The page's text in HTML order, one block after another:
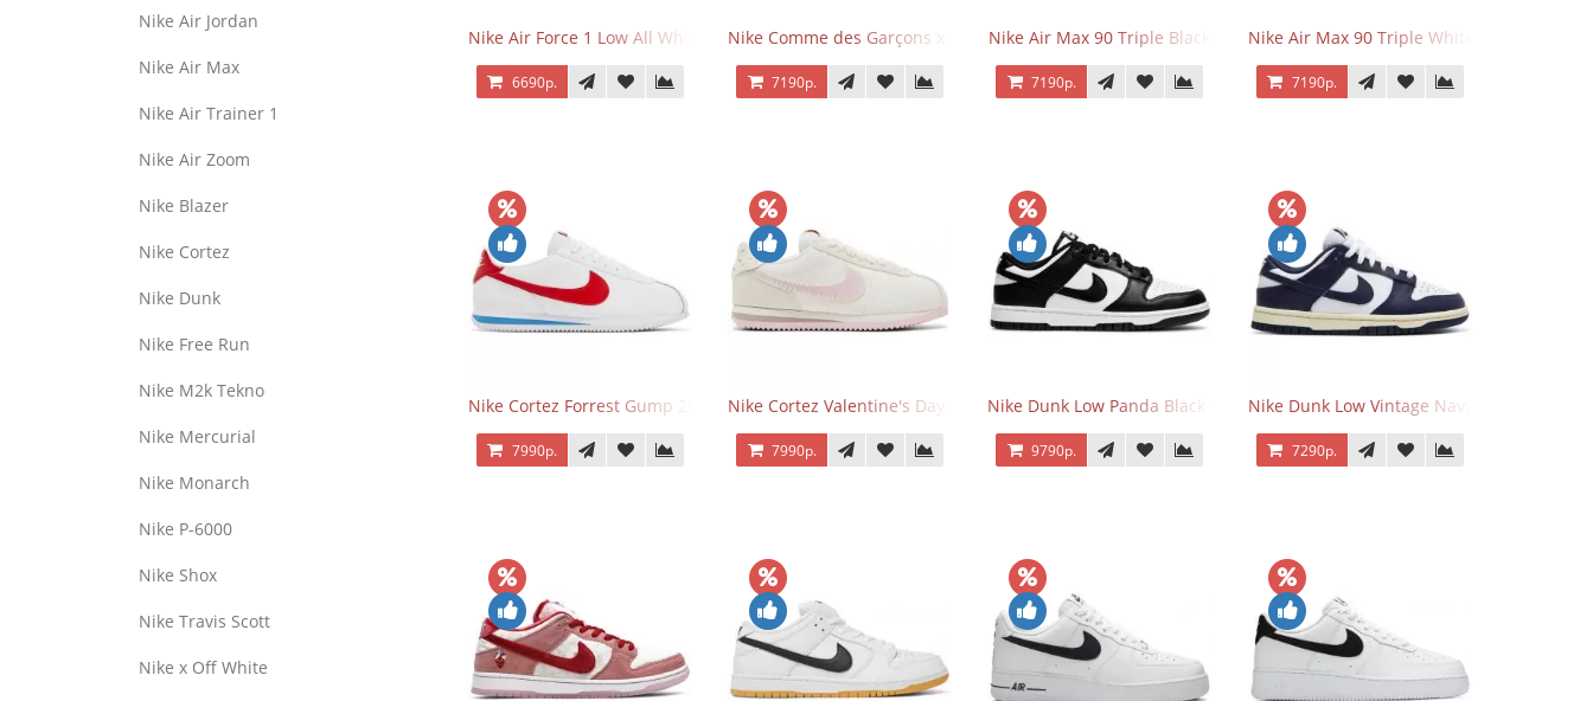
Nike Air Jordan
Nike Air Max
Nike Air Trainer 1
Nike Air Zoom
Nike Blazer
Nike Cortez
Nike Dunk
Nike Free Run
Nike M2k Tekno
Nike Mercurial
Nike Monarch
Nike P-6000
Nike Shox
Nike Travis Scott
Nike x Off White
Nike Air Force 1 Low All White
6690р.
Nike Comme des Garçons x Supreme x Air Force 1 Low Eyes
7190р.
Nike Air Max 90 Triple Black
7190р.
Nike Air Max 90 Triple White
7190р.
Nike Cortez Forrest Gump 2024
7990р.
Nike Cortez Valentine's Day 2025
7990р.
Nike Dunk Low Panda Black White
9790р.
Nike Dunk Low Vintage Navy
7290р.